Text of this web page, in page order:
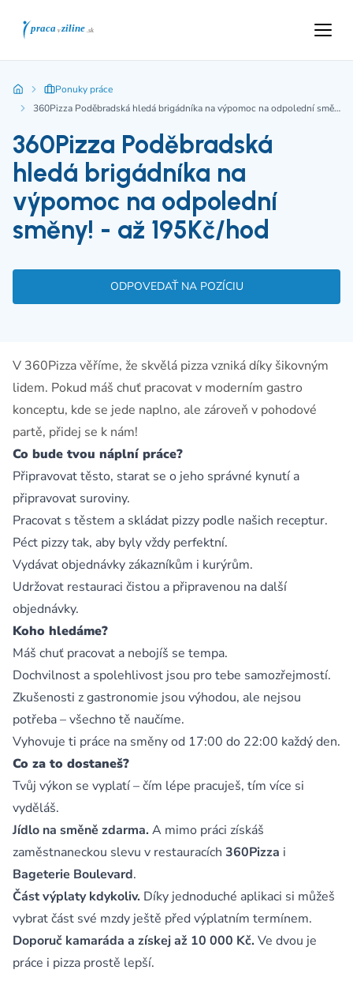
Ponuky práce
360Pizza Poděbradská hledá brigádníka na výpomoc na odpolední směny! - až 195Kč/hod
360Pizza Poděbradská
hledá brigádníka na
výpomoc na odpolední
směny! - až 195Kč/hod
ODPOVEDAŤ NA POZÍCIU
V 360Pizza věříme, že skvělá pizza vzniká díky šikovným
lidem. Pokud máš chuť pracovat v moderním gastro
konceptu, kde se jede naplno, ale zároveň v pohodové
partě, přidej se k nám!
Co bude tvou náplní práce?
Připravovat těsto, starat se o jeho správné kynutí a
připravovat suroviny.
Pracovat s těstem a skládat pizzy podle našich receptur.
Péct pizzy tak, aby byly vždy perfektní.
Vydávat objednávky zákazníkům i kurýrům.
Udržovat restauraci čistou a připravenou na další
objednávky.
Koho hledáme?
Máš chuť pracovat a nebojíš se tempa.
Dochvilnost a spolehlivost jsou pro tebe samozřejmostí.
Zkušenosti z gastronomie jsou výhodou, ale nejsou
potřeba – všechno tě naučíme.
Vyhovuje ti práce na směny od 17:00 do 22:00 každý den.
Co za to dostaneš?
Tvůj výkon se vyplatí – čím lépe pracuješ, tím více si
vyděláš.
Jídlo na směně zdarma. A mimo práci získáš
zaměstnaneckou slevu v restauracích 360Pizza i
Bageterie Boulevard.
Část výplaty kdykoliv. Díky jednoduché aplikaci si můžeš
vybrat část své mzdy ještě před výplatním termínem.
Doporuč kamaráda a získej až 10 000 Kč. Ve dvou je
práce i pizza prostě lepší.